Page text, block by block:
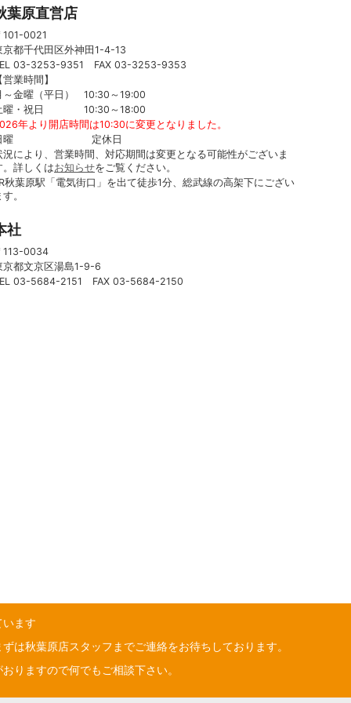
葉原直営店
101-0021
京都千代田区外神田1-4-13
03-3253-9351 FAX 03-3253-9353
営業時間】
～金曜（平日） 10:30～19:00
曜・祝日 10:30～18:00
年より開店時間は10:30に変更となりました。
曜 定休日
況により、営業時間、対応期間は変更となる可能性がございま
。詳しくはお知らせをご覧ください。
秋葉原駅「電気街口」を出て徒歩1分、総武線の高架下にござい
す。
社
113-0034
京都文京区湯島1-9-6
03-5684-2151 FAX 03-5684-2150
ます
は秋葉原店スタッフまでご連絡をお待ちしております。
りますので何でもご相談下さい。